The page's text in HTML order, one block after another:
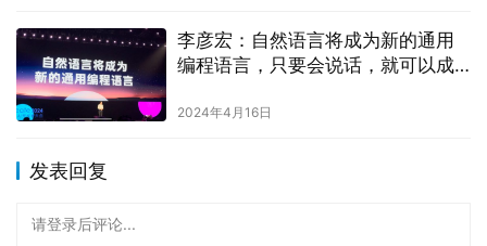
李彦宏：自然语言将成为新的通用
编程语言，只要会说话，就可以成
2024年4月16日
发表回复
请登录后评论...